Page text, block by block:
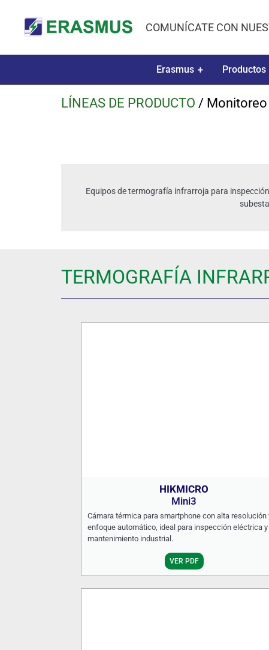
COMUNÍCATE CON
Erasmus Productos
LÍNEAS DE PRODUCTO /
Equipos de termografía infrarroja para
TERMOGRAFÍA
HIKMICRO
Mini3
Cámara térmica para smartphone con alta resolución
enfoque automático, ideal para inspección eléctrica y
mantenimiento industrial.
VER PDF